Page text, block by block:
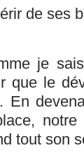
de ses
je
que le
En
tout son